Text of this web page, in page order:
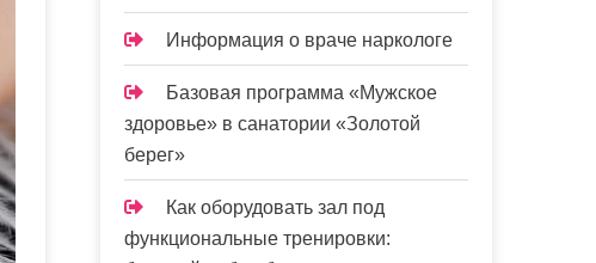
Информация о враче наркологе
Базовая программа «Мужское
здоровье» в санатории «Золотой
берег»
Как оборудовать зал под
функциональные тренировки: